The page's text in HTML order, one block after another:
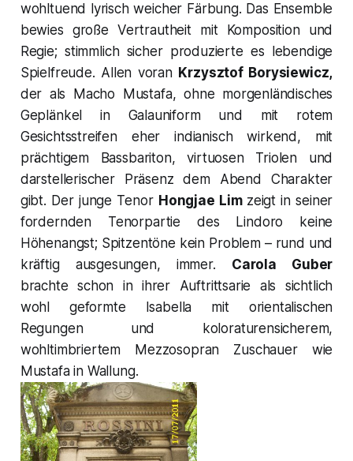
wohltuend lyrisch weicher Färbung. Das Ensemble
bewies große Vertrautheit mit Komposition und
Regie; stimmlich sicher produzierte es lebendige
Spielfreude. Allen voran Krzysztof Borysiewicz,
der als Macho
Mustafa, ohne morgenländisches
Geplänkel in Galauniform und mit rotem
Gesichtsstreifen eher indianisch wirkend, mit
prächtigem Bassbariton, virtuosen Triolen und
darstellerischer Präsenz dem Abend Charakter
gibt. Der junge Tenor Hongjae Lim zeigt in seiner
fordernden Tenorpartie des
Lindoro keine
Höhenangst; Spitzentöne kein Problem – rund und
kräftig ausgesungen, immer. Carola Guber
brachte schon in ihrer Auftrittsarie als sichtlich
wohl geformte Isabella mit orientalischen
Regungen und koloraturensicherem,
wohltimbriertem Mezzosopran Zuschauer wie
Mustafain Wallung.